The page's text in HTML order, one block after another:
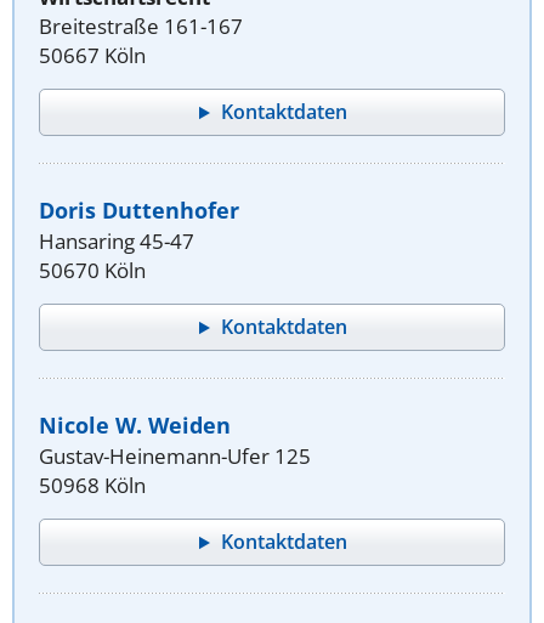
Breitestraße 161-167
50667 Köln
Kontaktdaten
Doris Duttenhofer
Hansaring 45-47
50670 Köln
Kontaktdaten
Nicole W. Weiden
Gustav-Heinemann-Ufer 125
50968 Köln
Kontaktdaten